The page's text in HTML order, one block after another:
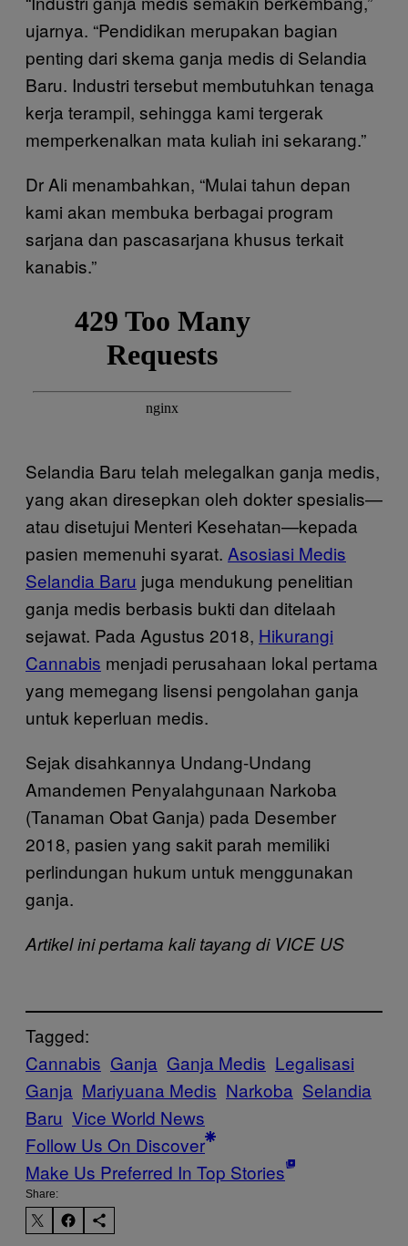
ujarnya. “Pendidikan merupakan bagian
penting dari skema ganja medis di Selandia
Baru. Industri tersebut membutuhkan tenaga
kerja terampil, sehingga kami tergerak
memperkenalkan mata kuliah ini sekarang.”
Dr Ali menambahkan, “Mulai tahun depan
kami akan membuka berbagai program
sarjana dan pascasarjana khusus terkait
kanabis.”
Selandia Baru telah melegalkan ganja medis,
yang akan diresepkan oleh dokter spesialis—
atau disetujui Menteri Kesehatan—kepada
pasien memenuhi syarat. Asosiasi Medis
Selandia Baru juga mendukung penelitian
ganja medis berbasis bukti dan ditelaah
sejawat. Pada Agustus 2018, Hikurangi
Cannabis menjadi perusahaan lokal pertama
yang memegang lisensi pengolahan ganja
untuk keperluan medis.
Sejak disahkannya Undang-Undang
Amandemen Penyalahgunaan Narkoba
(Tanaman Obat Ganja) pada Desember
2018, pasien yang sakit parah memiliki
perlindungan hukum untuk menggunakan
ganja.
Artikel ini pertama kali tayang di VICE US
Tagged:
Cannabis Ganja Ganja Medis Legalisasi
Ganja Mariyuana Medis Narkoba Selandia
Baru Vice World News
Follow Us On Discover
Make Us Preferred In Top Stories
Share: